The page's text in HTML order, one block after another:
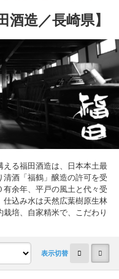
造／長崎県】
る福田酒造は、日本本土最
酒「福鶴」醸造の許可を受
余年、平戸の風土と代々受
仕込み水は天然広葉樹原生林
培、自家精米で、こだわり
表示切替